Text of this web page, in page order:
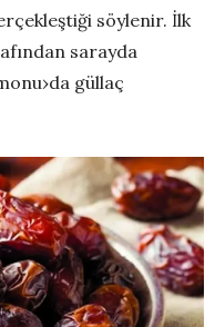
söylenir. İlk
sarayda
güllaç